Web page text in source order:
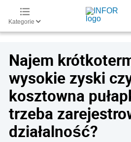
Kategorie
Najem
wysokie zyski
kosztowna
trzeba
działalność?